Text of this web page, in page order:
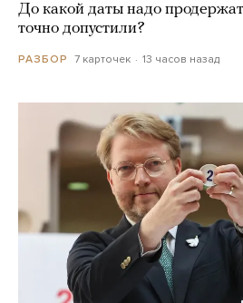
До какой даты надо
точно допустили?
РАЗБОР 7 карточек 13 часов назад